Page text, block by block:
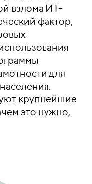
взлома ИТ-
фактор,
для
крупнейшие
это нужно,